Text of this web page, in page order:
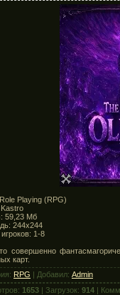
Playing (RPG)
59,23 Мб
244x244
1-8
совершенно
карт.
RPG | Добавил: Admin
1653 | Загрузок: 914 |